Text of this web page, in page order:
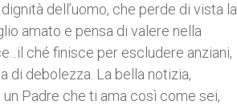
dell’uomo, che perde di vista la
amato e pensa di valere nella
ché finisce per escludere anziani,
di debolezza. La bella notizia,
Padre che ti ama così come sei,